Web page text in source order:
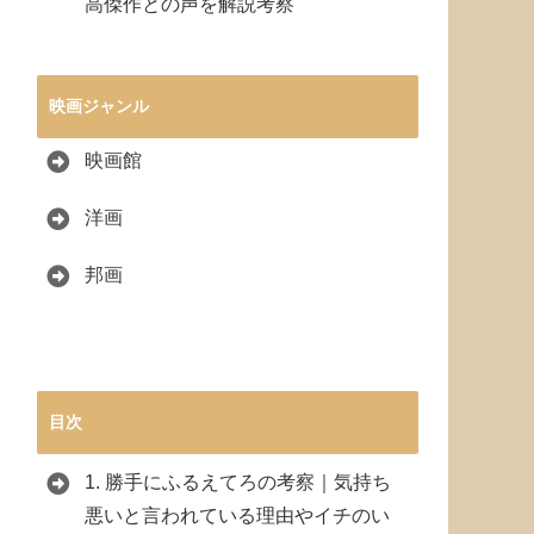
映画ジャンル
映画館
洋画
邦画
目次
1. 勝手にふるえてろの考察｜気持ち
悪いと言われている理由やイチのい